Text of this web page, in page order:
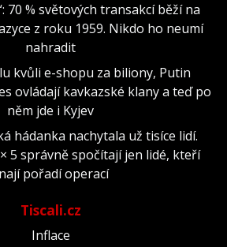
70 % světových transakcí běží na
z roku 1959. Nikdo ho neumí
nahradit
kvůli e-shopu za biliony, Putin
ovládají kavkazské klany a teď po
něm jde i Kyjev
hádanka nachytala už tisíce lidí.
5 správně spočítají jen lidé, kteří
pořadí operací
Tiscali.cz
Inflace